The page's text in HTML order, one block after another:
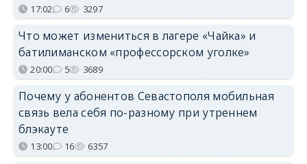
17:02 6 3297
Что может измениться в лагере «Чайка» и
батилиманском «профессорском уголке»
20:00 5 3689
Почему у абонентов Севастополя мобильная
связь вела себя по-разному при утреннем
блэкауте
13:00 16 6357